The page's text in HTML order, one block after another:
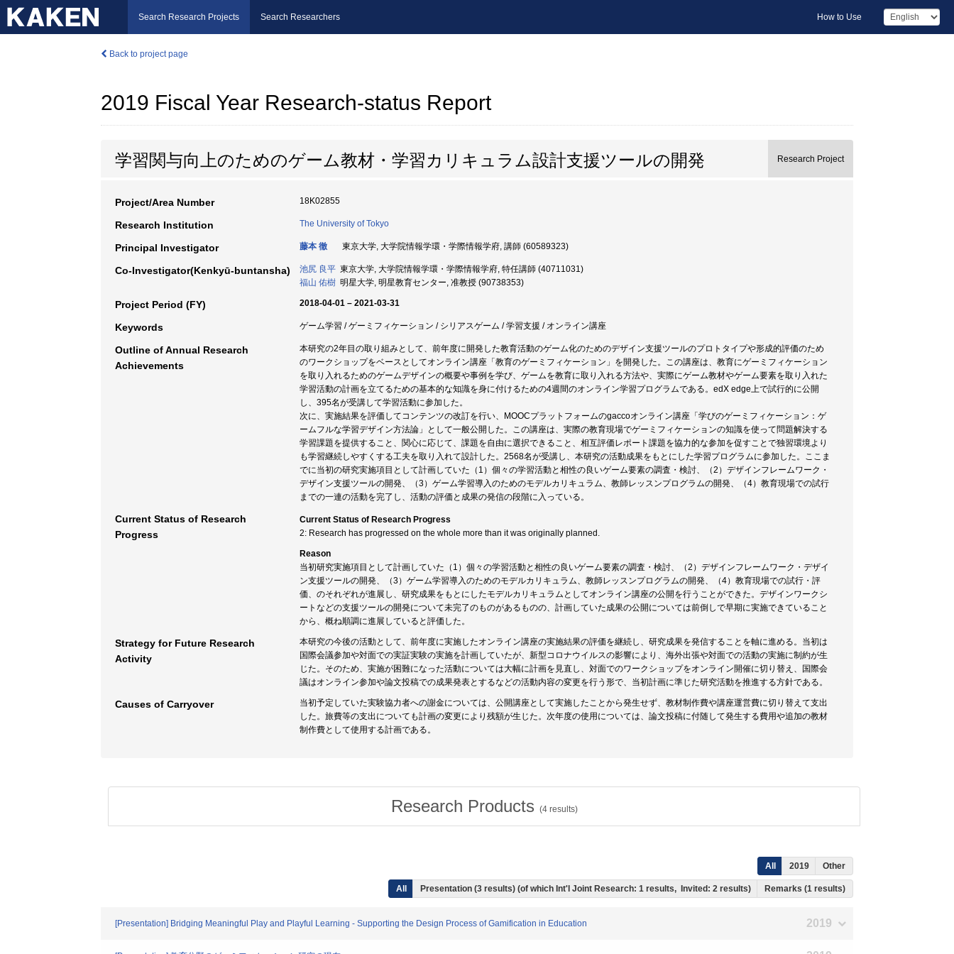
Search Research Projects Search Researchers How to Use
Back to project page
2019 Fiscal Year Research-status Report
学習関与向上のためのゲーム教材・学習カリキュラム設計支援ツールの開発 Research Project
Project/Area Number 18K02855
Research Institution The University of Tokyo
Principal Investigator 藤本 徹 東京大学, 大学院情報学環・学際情報学府, 講師 (60589323)
Co-Investigator(Kenkyū-buntansha) 池尻 良平 東京大学, 大学院情報学環・学際情報学府, 特任講師 (40711031)
福山 佑樹 明星大学, 明星教育センター, 准教授 (90738353)
Project Period (FY) 2018-04-01 – 2021-03-31
Keywords ゲーム学習 / ゲーミフィケーション / シリアスゲーム / 学習支援 / オンライン講座
Outline of Annual Research
Achievements
本研究の2年目の取り組みとして、前年度に開発した教育活動のゲーム化のためのデザイン支援ツールのプロトタイプや形成的評価のため
のワークショップをベースとしてオンライン講座「教育のゲーミフィケーション」を開発した。この講座は、教育にゲーミフィケーション
を取り入れるためのゲームデザインの概要や事例を学び、ゲームを教育に取り入れる方法や、実際にゲーム教材やゲーム要素を取り入れた
学習活動の計画を立てるための基本的な知識を身に付けるための4週間のオンライン学習プログラムである。edX edge上で試行的に公開
し、395名が受講して学習活動に参加した。
次に、実施結果を評価してコンテンツの改訂を行い、MOOCプラットフォームのgaccoオンライン講座「学びのゲーミフィケーション：ゲ
ームフルな学習デザイン方法論」として一般公開した。この講座は、実際の教育現場でゲーミフィケーションの知識を使って問題解決する
学習課題を提供すること、関心に応じて、課題を自由に選択できること、相互評価レポート課題を協力的な参加を促すことで独習環境より
も学習継続しやすくする工夫を取り入れて設計した。2568名が受講し、本研究の活動成果をもとにした学習プログラムに参加した。ここま
でに当初の研究実施項目として計画していた（1）個々の学習活動と相性の良いゲーム要素の調査・検討、（2）デザインフレームワーク・
デザイン支援ツールの開発、（3）ゲーム学習導入のためのモデルカリキュラム、教師レッスンプログラムの開発、（4）教育現場での試行
までの一連の活動を完了し、活動の評価と成果の発信の段階に入っている。
Current Status of Research
Progress
Current Status of Research Progress
2: Research has progressed on the whole more than it was originally planned.
Reason
当初研究実施項目として計画していた（1）個々の学習活動と相性の良いゲーム要素の調査・検討、（2）デザインフレームワーク・デザイ
ン支援ツールの開発、（3）ゲーム学習導入のためのモデルカリキュラム、教師レッスンプログラムの開発、（4）教育現場での試行・評
価、のそれぞれが進展し、研究成果をもとにしたモデルカリキュラムとしてオンライン講座の公開を行うことができた。デザインワークシ
ートなどの支援ツールの開発について未完了のものがあるものの、計画していた成果の公開については前倒しで早期に実施できていること
から、概ね順調に進展していると評価した。
Strategy for Future Research
Activity
本研究の今後の活動として、前年度に実施したオンライン講座の実施結果の評価を継続し、研究成果を発信することを軸に進める。当初は
国際会議参加や対面での実証実験の実施を計画していたが、新型コロナウイルスの影響により、海外出張や対面での活動の実施に制約が生
じた。そのため、実施が困難になった活動については大幅に計画を見直し、対面でのワークショップをオンライン開催に切り替え、国際会
議はオンライン参加や論文投稿での成果発表とするなどの活動内容の変更を行う形で、当初計画に準じた研究活動を推進する方針である。
Causes of Carryover
当初予定していた実験協力者への謝金については、公開講座として実施したことから発生せず、教材制作費や講座運営費に切り替えて支出
した。旅費等の支出についても計画の変更により残額が生じた。次年度の使用については、論文投稿に付随して発生する費用や追加の教材
制作費として使用する計画である。
Research Products (4results)
All 2019 Other
All Presentation (3 results) (of which Int'l Joint Research: 1 results, Invited: 2 results) Remarks (1 results)
[Presentation] Bridging Meaningful Play and Playful Learning - Supporting the Design Process of Gamification in Education 2019